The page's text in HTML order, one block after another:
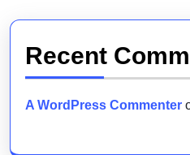
Recent
A WordPress Commenter